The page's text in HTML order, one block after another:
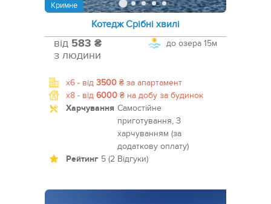
Кримне
Котедж Срібні хвилі
до озера 15м
від 583 ₴
з людини
x6 - від 3500 ₴ за апартамент
x8 - від 6000 ₴ на добу за будинок
Харчування Самостійне
приготування, З
харчуванням (за
додаткову оплату)
Рейтинг 5 (2 Відгуки)